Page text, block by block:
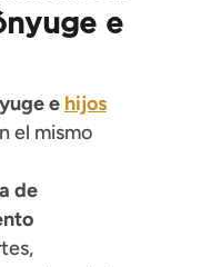
e
e hijos
el mismo
de